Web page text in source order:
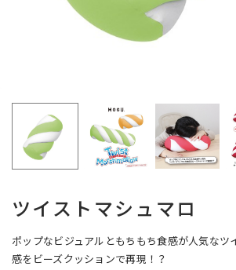
ツイストマシュマロ
ポップなビジュアルともちもち食感が人気なツ
感をビーズクッションで再現！？